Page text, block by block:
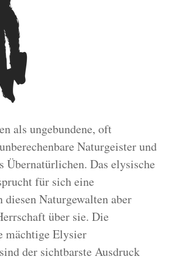
als ungebundene, oft
Naturgeister und
Übernatürlichen. Das elysische
für sich eine
Naturgewalten aber
über sie. Die
mächtige Elysier
der sichtbarste Ausdruck